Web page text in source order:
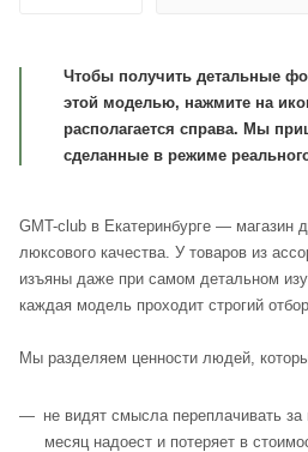
Чтобы получить детальные
этой моделью, нажмите на
располагается справа. Мы
сделанные в режиме
GMT-club в Екатеринбурге — магазин
люксового качества. У товаров из
изъяны даже при самом детальном
каждая модель проходит строгий
Мы разделяем ценности людей,
не видят смысла переплачивать
месяц надоест и потеряет в